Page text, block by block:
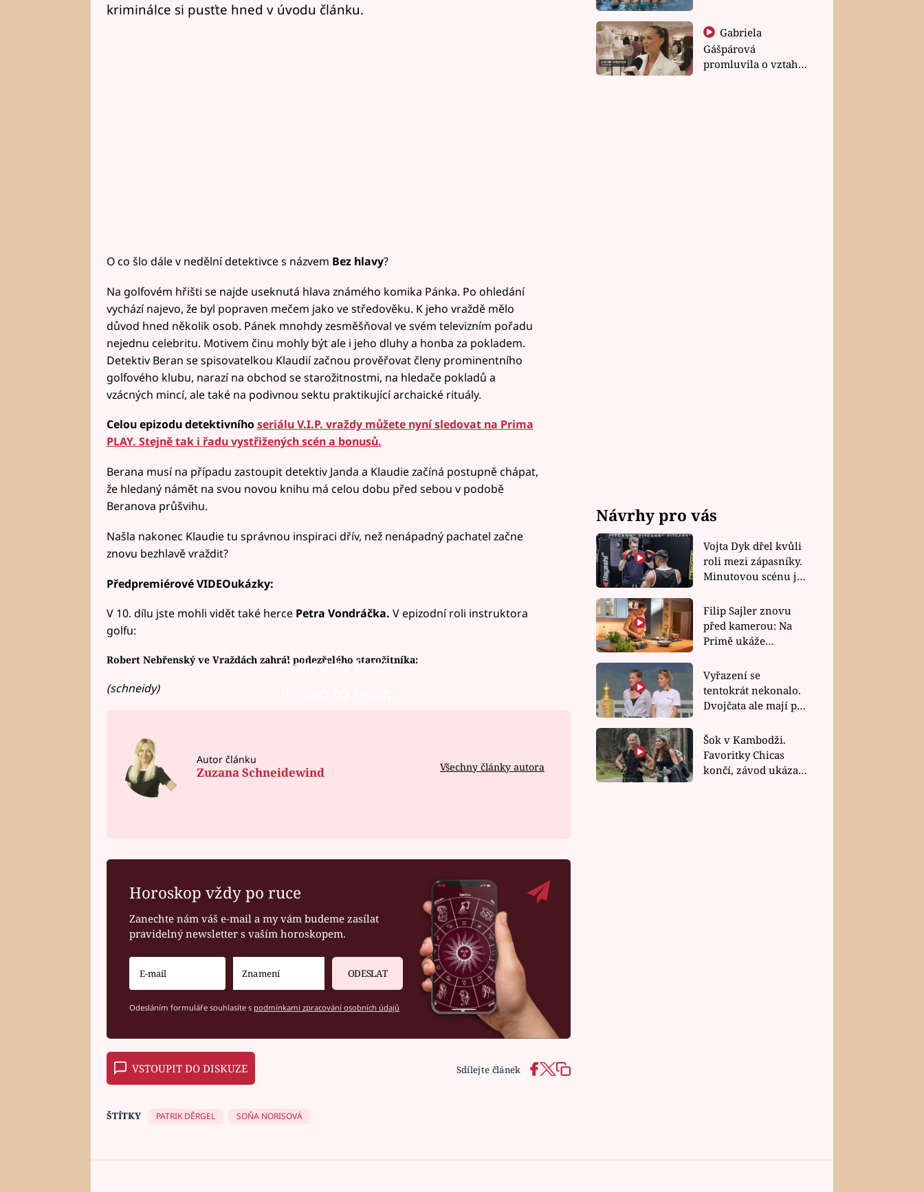
kriminálce si pusťte hned v úvodu článku.
O co šlo dále v nedělní detektivce s názvem Bez hlavy?
Na golfovém hřišti se najde useknutá hlava známého komika Pánka. Po ohledání
vychází najevo, že byl popraven mečem jako ve středověku. K jeho vraždě mělo
důvod hned několik osob. Pánek mnohdy zesměšňoval ve svém televizním pořadu
nejednu celebritu. Motivem činu mohly být ale i jeho dluhy a honba za pokladem.
Detektiv Beran se spisovatelkou Klaudií začnou prověřovat členy prominentního
golfového klubu, narazí na obchod se starožitnostmi, na hledače pokladů a
vzácných mincí, ale také na podivnou sektu praktikující archaické rituály.
Celou epizodu detektivníhoseriálu V.I.P. vraždy můžete nyní sledovat na Prima
PLAY. Stejně tak i řadu vystřižených scén a bonusů.
Berana musí na případu zastoupit detektiv Janda a Klaudie začíná postupně chápat,
že hledaný námět na svou novou knihu má celou dobu před sebou v podobě
Beranova průšvihu.
Našla nakonec Klaudie tu správnou inspiraci dřív, než nenápadný pachatel začne
znovu bezhlavě vraždit?
Předpremiérové VIDEOukázky:
V 10. dílu jste mohli vidět také herce Petra Vondráčka. V epizodní roli instruktora
golfu:
Failed to fetch
Robert Nebřenský ve Vraždách zahrál podezřelého starožitníka:
(schneidy)
Autor článku
Zuzana Schneidewind Všechny články autora
Horoskop vždy po ruce
Zanechte nám váš e-mail a my vám budeme zasílat
pravidelný newsletter s vaším horoskopem.
ODESLAT
Odesláním formuláře souhlasíte s podmínkami zpracování osobních údajů
VSTOUPIT DO DISKUZE Sdílejte článek
ŠTÍTKY PATRIK DĚRGEL SOŇA NORISOVÁ
Gabriela
Gášpárová
promluvila o vztahu
Návrhy pro vás
Vojta Dyk dřel kvůli
roli mezi zápasníky.
Minutovou scénu jel
Filip Sajler znovu
před kamerou: Na
Primě ukáže
rychlé recepty
Vyřazení se
tentokrát nekonalo.
Dvojčata ale mají po
závodu nůž na krku
Šok v Kambodži.
Favoritky Chicas
končí, závod ukázal